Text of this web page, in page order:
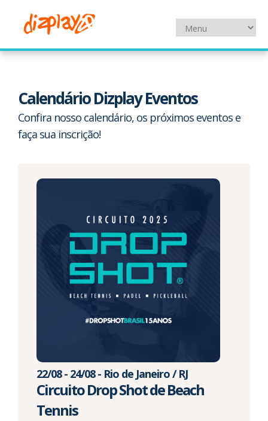
Calendário Dizplay Eventos
Confira nosso calendário, os próximos eventos e
faça sua inscrição!
22/08 - 24/08 - Rio de Janeiro / RJ
Circuito Drop Shot de Beach
Tennis